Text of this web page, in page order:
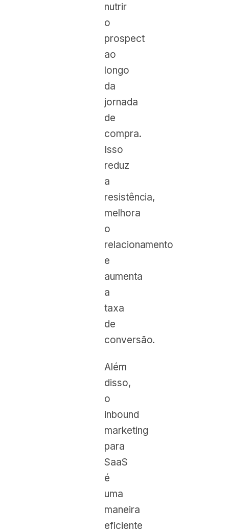
nutrir
o
prospect
ao
longo
da
jornada
de
compra.
Isso
reduz
a
resistência,
melhora
o
relacionamento
e
aumenta
a
taxa
de
conversão.
Além
disso,
o
inbound
marketing
para
SaaS
é
uma
maneira
eficiente